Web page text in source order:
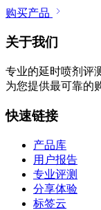
购买产品
关于我们
专业的延时喷剂评
为您提供最可靠的
快速链接
产品库
用户报告
专业评测
分享体验
标签云